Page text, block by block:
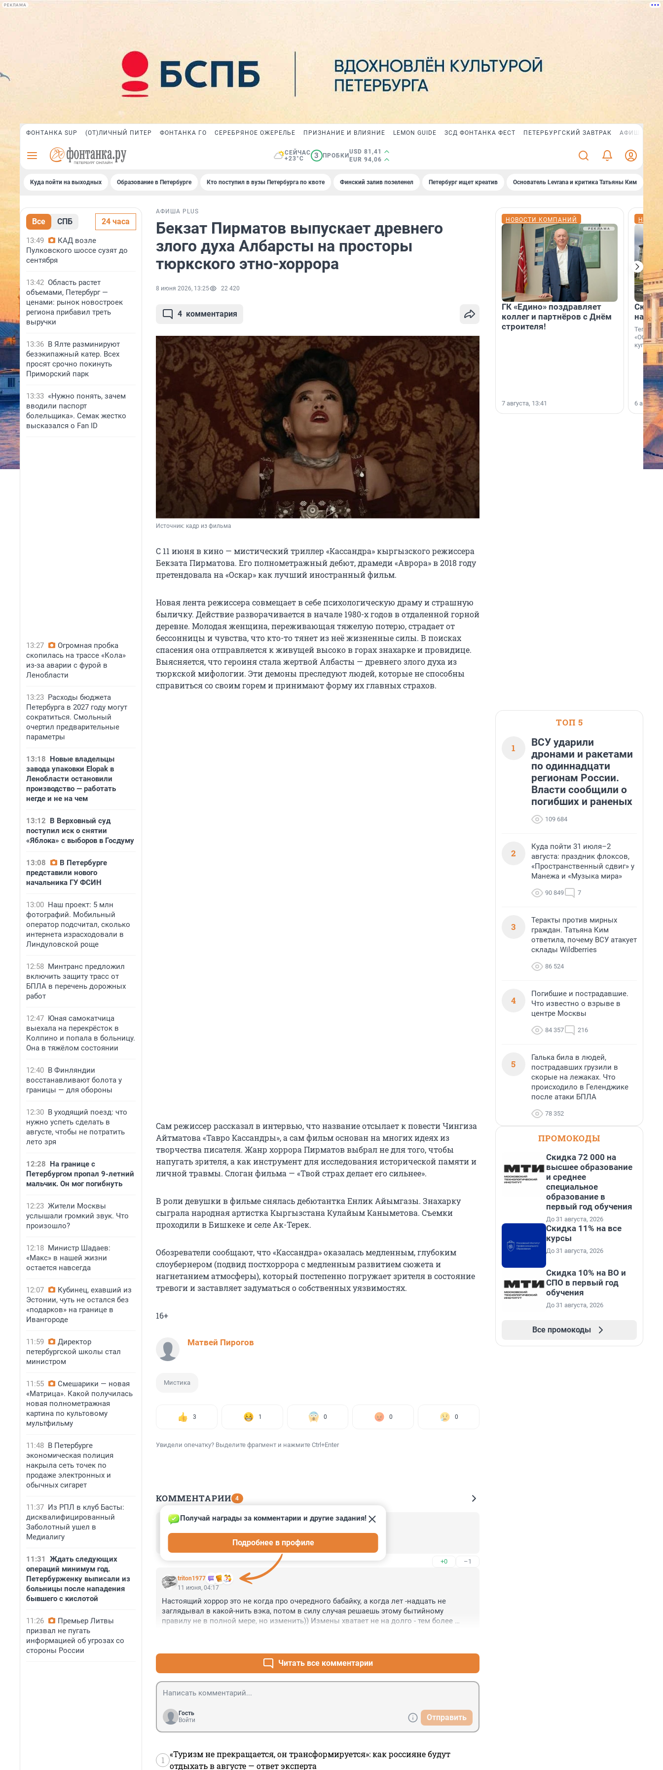
РЕКЛАМА
ФОНТАНКА SUP (ОТ)ЛИЧНЫЙ ПИТЕР ФОНТАНКА ГО СЕРЕБРЯНОЕ ОЖЕРЕЛЬЕ ПРИЗНАНИЕ И ВЛИЯНИЕ LEMON GUIDE ЗСД ФОНТАНКА ФЕСТ ПЕТЕРБУРГСКИЙ ЗАВТРАК АФИША PLUS
СЕЙЧАС
+23°C
3 ПРОБКИ
USD 81,41
EUR 94,06
Куда пойти на выходных Образование в Петербурге Кто поступил в вузы Петербурга по квоте Финский залив позеленел Петербург ищет креатив Основатель Levrana и критика Татьяны Ким
Все СПБ 24 часа
13:49
КАД возле
Пулковского шоссе сузят до
сентября
13:42 Область растет
объемами, Петербург —
ценами: рынок новостроек
региона прибавил треть
выручки
13:36 В Ялте разминируют
безэкипажный катер. Всех
просят срочно покинуть
Приморский парк
13:33 «Нужно понять, зачем
вводили паспорт
болельщика». Семак жестко
высказался о Fan ID
13:27
Огромная пробка
скопилась на трассе «Кола»
из-за аварии с фурой в
Ленобласти
13:23 Расходы бюджета
Петербурга в 2027 году могут
сократиться. Смольный
очертил предварительные
параметры
13:18 Новые владельцы
завода упаковки Elopak в
Ленобласти остановили
производство — работать
негде и не на чем
13:12 В Верховный суд
поступил иск о снятии
«Яблока» с выборов в Госдуму
13:08
В Петербурге
представили нового
начальника ГУ ФСИН
13:00 Наш проект: 5 млн
фотографий. Мобильный
оператор подсчитал, сколько
интернета израсходовали в
Линдуловской роще
12:58 Минтранс предложил
включить защиту трасс от
БПЛА в перечень дорожных
работ
12:47 Юная самокатчица
выехала на перекрёсток в
Колпино и попала в больницу.
Она в тяжёлом состоянии
12:40 В Финляндии
восстанавливают болота у
границы — для обороны
12:30 В уходящий поезд: что
нужно успеть сделать в
августе, чтобы не потратить
лето зря
12:28 На границе с
Петербургом пропал 9-летний
мальчик. Он мог погибнуть
12:23 Жители Москвы
услышали громкий звук. Что
произошло?
12:18 Министр Шадаев:
«Макс» в нашей жизни
остается навсегда
12:07
Кубинец, ехавший из
Эстонии, чуть не остался без
«подарков» на границе в
Ивангороде
11:59
Директор
петербургской школы стал
министром
11:55
Смешарики — новая
«Матрица». Какой получилась
новая полнометражная
картина по культовому
мультфильму
11:48 В Петербурге
экономическая полиция
накрыла сеть точек по
продаже электронных и
обычных сигарет
11:37 Из РПЛ в клуб Басты:
дисквалифицированный
Заболотный ушел в
Медиалигу
11:31
Ждать следующих
операций минимум год.
Петербурженку выписали из
больницы после нападения
бывшего с кислотой
11:26
Премьер Литвы
призвал не пугать
информацией об угрозах со
стороны России
АФИША PLUS
Бекзат Пирматов выпускает древнего
злого духа Албарсты на просторы
тюркского этно-хоррора
8 июня 2026, 13:25 22 420
4 комментария
Источник: кадр из фильма
С 11 июня в кино — мистический триллер «Кассандра» кыргызского режиссера
Бекзата Пирматова. Его полнометражный дебют, драмеди «Аврора» в 2018 году
претендовала на «Оскар» как лучший иностранный фильм.
Новая лента режиссера совмещает в себе психологическую драму и страшную
быличку. Действие разворачивается в начале 1980-х годов в отдаленной горной
деревне. Молодая женщина, переживающая тяжелую потерю, страдает от
бессонницы и чувства, что кто-то тянет из неё жизненные силы. В поисках
спасения она отправляется к живущей высоко в горах знахарке и провидице.
Выясняется, что героиня стала жертвой Албасты — древнего злого духа из
тюркской мифологии. Эти демоны преследуют людей, которые не способны
справиться со своим горем и принимают форму их главных страхов.
Сам режиссер рассказал в интервью, что название отсылает к повести Чингиза
Айтматова «Тавро Кассандры», а сам фильм основан на многих идеях из
творчества писателя. Жанр хоррора Пирматов выбрал не для того, чтобы
напугать зрителя, а как инструмент для исследования исторической памяти и
личной травмы. Слоган фильма — «Твой страх делает его сильнее».
В роли девушки в фильме снялась дебютантка Енлик Айымгазы. Знахарку
сыграла народная артистка Кыргызстана Кулайым Каныметова. Съемки
проходили в Бишкеке и селе Ак-Терек.
Обозреватели сообщают, что «Кассандра» оказалась медленным, глубоким
слоубернером (подвид постхоррора с медленным развитием сюжета и
нагнетанием атмосферы), который постепенно погружает зрителя в состояние
тревоги и заставляет задуматься о собственных уязвимостях.
16+
Матвей Пирогов
Мистика
3 1 0 0 0
Увидели опечатку? Выделите фрагмент и нажмите Ctrl+Enter
КОММЕНТАРИИ 4
Гость
Кому и Бекзат - режиссёр...
+0 –1
triton1977
Получай награды за комментарии и другие задания!
Подробнее в профиле
11 июня, 04:17
Настоящий хоррор это не когда про очередного бабайку, а когда лет -надцать не
заглядывал в какой-нить вэка, потом в силу случая решаешь этому бытийному
правилу не в полной мере, но изменить)) Измены хватает не на долго - тем более
Читать все комментарии
Гость
Войти
Отправить
1
«Туризм не прекращается, он трансформируется»: как россияне будут
отдыхать в августе — ответ эксперта
НОВОСТИ КОМПАНИЙ
ГК «Едино» поздравляет
коллег и партнёров с Днём
строителя!
7 августа, 13:41
на
Теперь
купить
6
ТОП 5
1
ВСУ ударили
дронами и ракетами
по одиннадцати
регионам России.
Власти сообщили о
погибших и раненых
109 684
2
Куда пойти 31 июля–2
августа: праздник флоксов,
«Пространственный сдвиг» у
Манежа и «Музыка мира»
90 849 7
3
Теракты против мирных
граждан. Татьяна Ким
ответила, почему ВСУ атакует
склады Wildberries
86 524
4
Погибшие и пострадавшие.
Что известно о взрыве в
центре Москвы
84 357 216
5
Галька била в людей,
пострадавших грузили в
скорые на лежаках. Что
происходило в Геленджике
после атаки БПЛА
78 352
ПРОМОКОДЫ
Скидка 72 000 на
высшее образование
и среднее
специальное
образование в
первый год обучения
До 31 августа, 2026
Скидка 11% на все
курсы
До 31 августа, 2026
Скидка 10% на ВО и
СПО в первый год
обучения
До 31 августа, 2026
Все промокоды